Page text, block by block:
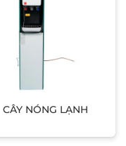
CÂY NÓNG LẠNH